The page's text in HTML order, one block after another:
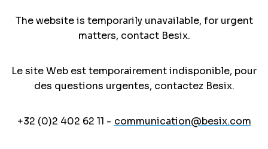
The website is temporarily unavailable, for urgent
matters, contact Besix.
Le site Web est temporairement indisponible, pour
des questions urgentes, contactez Besix.
+32 (0)2 402 62 11 - communication@besix.com